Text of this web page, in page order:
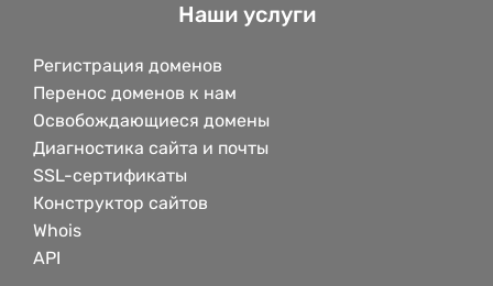
Наши услуги
Регистрация доменов
Перенос доменов к нам
Освобождающиеся домены
Диагностика сайта и почты
SSL-сертификаты
Конструктор сайтов
Whois
API